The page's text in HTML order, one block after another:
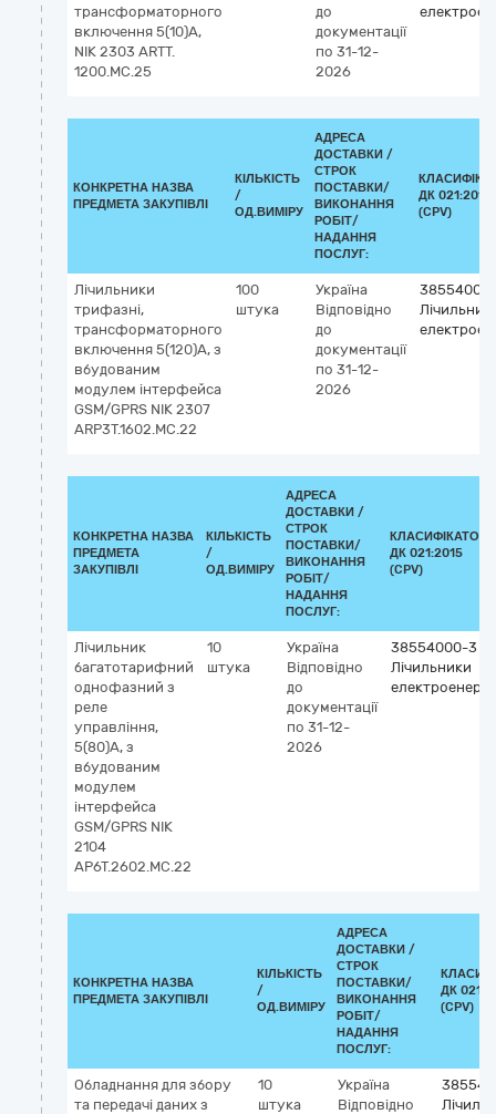
трансформаторного
включення 5(10)А,
NIK 2303 ARTТ.
1200.MС.25
до
документації
по 31-12-
2026
КОНКРЕТНА НАЗВА
ПРЕДМЕТА ЗАКУПІВЛІ
КІЛЬКІСТЬ
/
ОД.ВИМІРУ
АДРЕСА
ДОСТАВКИ /
СТРОК
ПОСТАВКИ/
ВИКОНАННЯ
РОБІТ/
НАДАННЯ
ПОСЛУГ:
ДК 021:2015
(CPV)
Лічильники
трифазні,
трансформаторного
включення 5(120)А, з
вбудованим
модулем інтерфейса
GSM/GPRS NIK 2307
ARP3Т.1602.MС.22
100
штука
Україна
Відповідно
до
документації
по 31-12-
2026
КОНКРЕТНА НАЗВА
ПРЕДМЕТА
ЗАКУПІВЛІ
КІЛЬКІСТЬ
/
ОД.ВИМІРУ
АДРЕСА
ДОСТАВКИ /
СТРОК
ПОСТАВКИ/
ВИКОНАННЯ
РОБІТ/
НАДАННЯ
ПОСЛУГ:
КЛАСИФІКАТОР
ДК 021:2015
(CPV)
Лічильник
багатотарифний
однофазний з
реле
управління,
5(80)А, з
вбудованим
модулем
інтерфейса
GSM/GPRS NIK
2104
AP6T.2602.MС.22
10
штука
Україна
Відповідно
до
документації
по 31-12-
2026
38554000-3
Лічильники
електроенергії
КОНКРЕТНА НАЗВА
ПРЕДМЕТА ЗАКУПІВЛІ
КІЛЬКІСТЬ
/
ОД.ВИМІРУ
АДРЕСА
ДОСТАВКИ /
СТРОК
ПОСТАВКИ/
ВИКОНАННЯ
РОБІТ/
НАДАННЯ
ПОСЛУГ:
ДК
(CPV)
Обладнання для збору
та передачі даних з
10
штука
Україна
Відповідно